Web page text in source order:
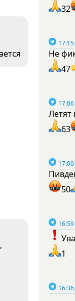
32
17:15
Не
47
17:06
Летят
63
17:00
50
16:59
1
16:36